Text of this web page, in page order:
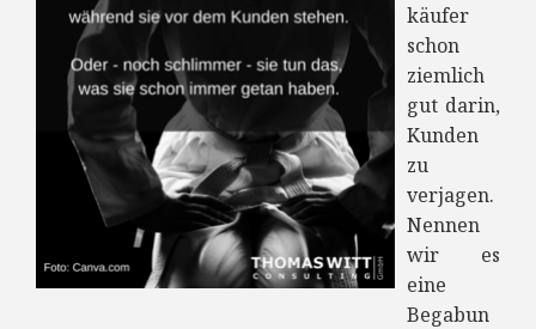
käufer
schon
ziemlich
gut darin,
Kunden
zu
verjagen.
Nennen
wir es
eine
Begabun